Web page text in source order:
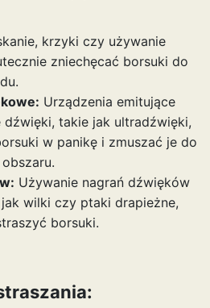
krzyki czy używanie
zniechęcać borsuki do
Urządzenia emitujące
dźwięki, takie jak ultradźwięki,
w panikę i zmuszać je do
Używanie nagrań dźwięków
wilki czy ptaki drapieżne,
borsuki.